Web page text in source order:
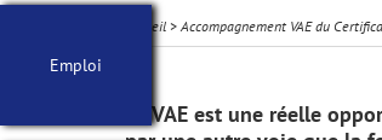
Emploi
Accueil >Accompagnement VAE du
La VAE est une réelle